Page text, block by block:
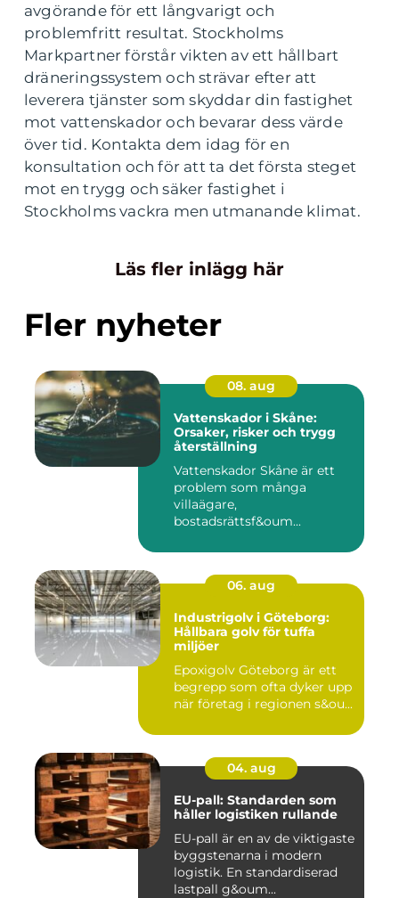
avgörande för ett långvarigt och
problemfritt resultat. Stockholms
Markpartner förstår vikten av ett hållbart
dräneringssystem och strävar efter att
leverera tjänster som skyddar din fastighet
mot vattenskador och bevarar dess värde
över tid. Kontakta dem idag för en
konsultation och för att ta det första steget
mot en trygg och säker fastighet i
Stockholms vackra men utmanande klimat.
Läs fler inlägg här
Fler nyheter
08. aug
Vattenskador i Skåne:
Orsaker, risker och trygg
återställning
Vattenskador Skåne är ett
problem som många
villaägare,
bostadsrättsf&oum...
06. aug
Industrigolv i Göteborg:
Hållbara golv för tuffa
miljöer
Epoxigolv Göteborg är ett
begrepp som ofta dyker upp
när företag i regionen s&ou...
04. aug
EU-pall: Standarden som
håller logistiken rullande
EU-pall är en av de viktigaste
byggstenarna i modern
logistik. En standardiserad
lastpall g&oum...